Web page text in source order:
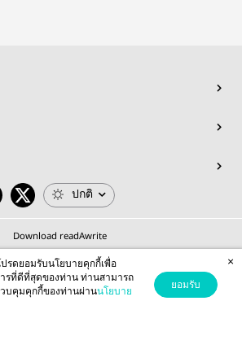
ปกติ
Download readAwrite
by MEB Corporation Public Company Limited
and the Google
รดยอมรับนโยบายคุกกี้เพื่อ
รที่ดีที่สุดของท่าน ท่านสามารถ
บคุมคุกกี้ของท่านผ่านนโยบาย
ยอมรับ
×